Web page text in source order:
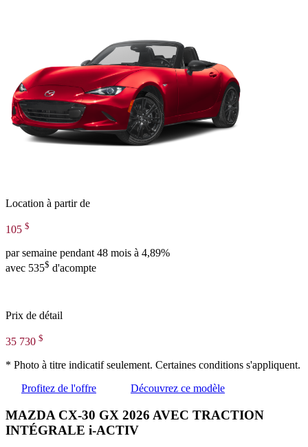
Location à partir de
105 $
par semaine pendant 48 mois à 4,89%
avec 535$ d'acompte
Prix de détail
35 730 $
* Photo à titre indicatif seulement. Certaines conditions s'appliquent.
Profitez de l'offre
Découvrez ce modèle
MAZDA CX-30 GX 2026 AVEC TRACTION
INTÉGRALE i-ACTIV